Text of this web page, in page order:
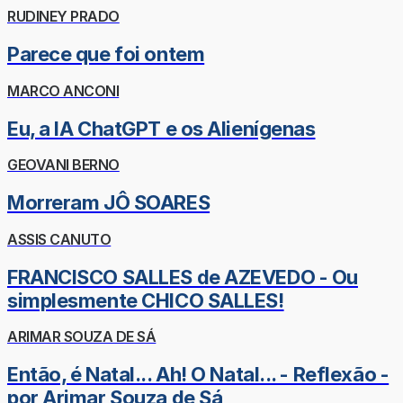
RUDINEY PRADO
Parece que foi ontem
MARCO ANCONI
Eu, a IA ChatGPT e os Alienígenas
GEOVANI BERNO
Morreram JÔ SOARES
ASSIS CANUTO
FRANCISCO SALLES de AZEVEDO - Ou
simplesmente CHICO SALLES!
ARIMAR SOUZA DE SÁ
Então, é Natal... Ah! O Natal... - Reflexão -
por Arimar Souza de Sá